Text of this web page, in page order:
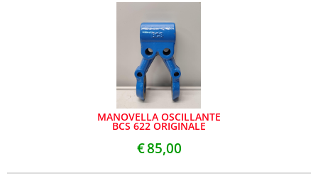
MANOVELLA OSCILLANTE
BCS 622 ORIGINALE
€85,00